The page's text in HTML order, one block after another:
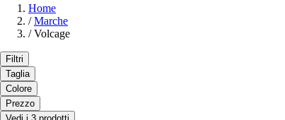
Home
/ Marche
/ Volcage
Filtri
Taglia
Colore
Prezzo